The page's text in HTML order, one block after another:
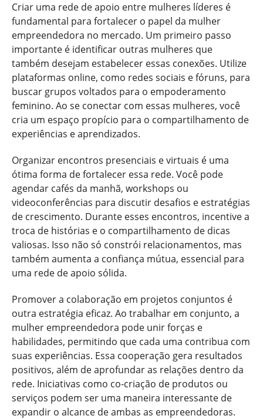
Criar uma rede de apoio entre mulheres líderes é
fundamental para fortalecer o papel da mulher
empreendedora no mercado. Um primeiro passo
importante é identificar outras mulheres que
também desejam estabelecer essas conexões. Utilize
plataformas online, como redes sociais e fóruns, para
buscar grupos voltados para o empoderamento
feminino. Ao se conectar com essas mulheres, você
cria um espaço propício para o compartilhamento de
experiências e aprendizados.
Organizar encontros presenciais e virtuais é uma
ótima forma de fortalecer essa rede. Você pode
agendar cafés da manhã, workshops ou
videoconferências para discutir desafios e estratégias
de crescimento. Durante esses encontros, incentive a
troca de histórias e o compartilhamento de dicas
valiosas. Isso não só constrói relacionamentos, mas
também aumenta a confiança mútua, essencial para
uma rede de apoio sólida.
Promover a colaboração em projetos conjuntos é
outra estratégia eficaz. Ao trabalhar em conjunto, a
mulher empreendedora pode unir forças e
habilidades, permitindo que cada uma contribua com
suas experiências. Essa cooperação gera resultados
positivos, além de aprofundar as relações dentro da
rede. Iniciativas como co-criação de produtos ou
serviços podem ser uma maneira interessante de
expandir o alcance de ambas as empreendedoras.